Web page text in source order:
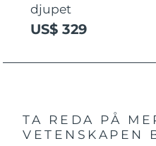
djupet
US$ 329
TA REDA PÅ
VETENSKAPEN